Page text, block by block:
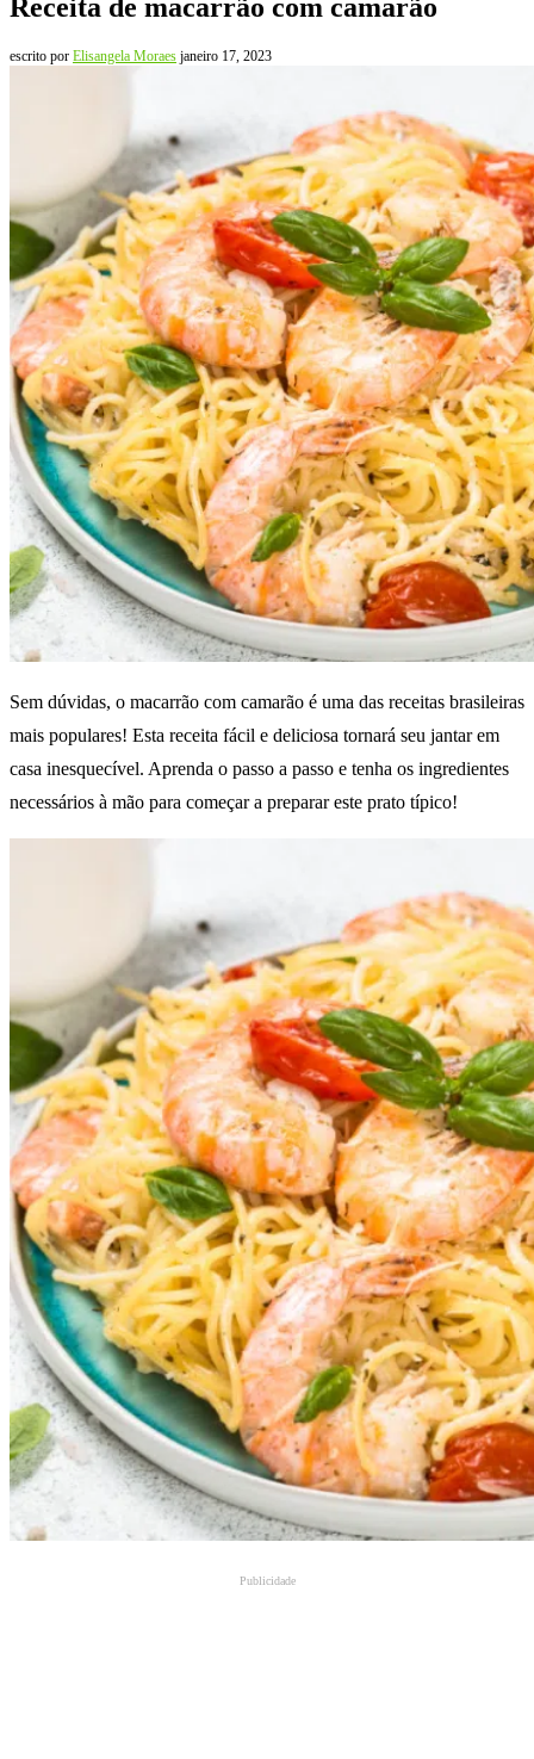
Receita de macarrão com camarão
escrito por Elisangela Moraes janeiro 17, 2023
Sem dúvidas, o macarrão com camarão é uma das receitas brasileiras
mais populares! Esta receita fácil e deliciosa tornará seu jantar em
casa inesquecível. Aprenda o passo a passo e tenha os ingredientes
necessários à mão para começar a preparar este prato típico!
Publicidade